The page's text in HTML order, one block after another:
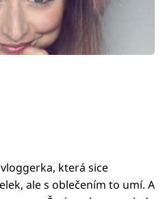
která sice
ale s oblečením to umí. A